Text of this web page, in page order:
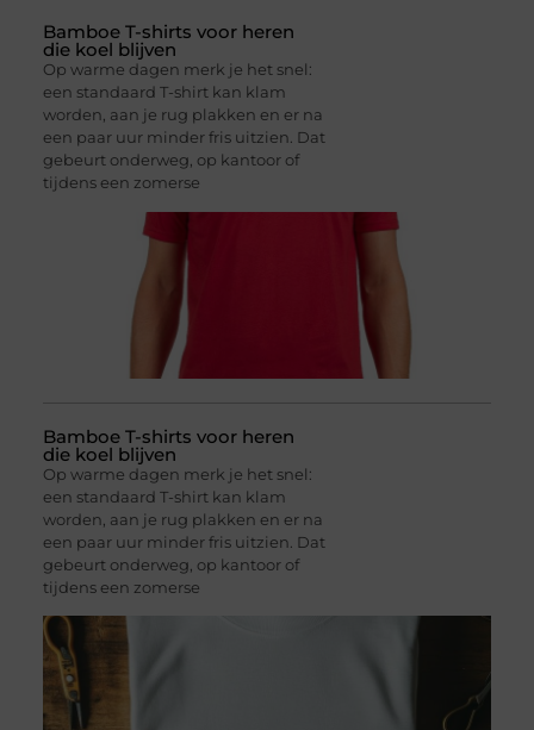
Bamboe T-shirts voor heren
die koel blijven
Op warme dagen merk je het snel:
een standaard T-shirt kan klam
worden, aan je rug plakken en er na
een paar uur minder fris uitzien. Dat
gebeurt onderweg, op kantoor of
tijdens een zomerse
Bamboe T-shirts voor heren
die koel blijven
Op warme dagen merk je het snel:
een standaard T-shirt kan klam
worden, aan je rug plakken en er na
een paar uur minder fris uitzien. Dat
gebeurt onderweg, op kantoor of
tijdens een zomerse